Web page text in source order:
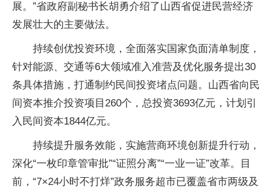
展。”省政府副秘书长胡勇介绍了山西省促进民营经济
发展壮大的主要做法。
持续创优投资环境，全面落实国家负面清单制度，
针对能源、交通等6大领域准入准营及优化服务提出30
条具体措施，打通制约民间投资堵点问题。山西省向民
间资本推介投资项目260个，总投资3693亿元，计划引
入民间资本1844亿元。
持续提升服务效能，实施营商环境创新提升行动，
深化“一枚印章管审批”“证照分离”“一业一证”改革。目
前，“7×24小时不打烊”政务服务超市已覆盖省市两级及